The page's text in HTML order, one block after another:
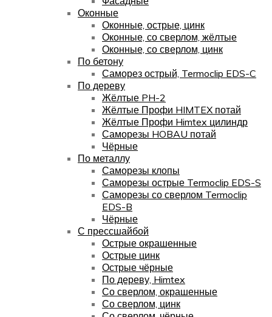
Оконные
Оконные, острые, цинк
Оконные, со сверлом, жёлтые
Оконные, со сверлом, цинк
По бетону
Саморез острый, Termoclip EDS-C
По дереву
Жёлтые PH-2
Жёлтые Профи HIMTEX потай
Жёлтые Профи Himtex цилиндр
Саморезы HOBAU потай
Чёрные
По металлу
Саморезы клопы
Саморезы острые Termoclip EDS-S
Саморезы со сверлом Termoclip
EDS-B
Чёрные
С прессшайбой
Острые окрашенные
Острые цинк
Острые чёрные
По дереву, Himtex
Со сверлом, окрашенные
Со сверлом, цинк